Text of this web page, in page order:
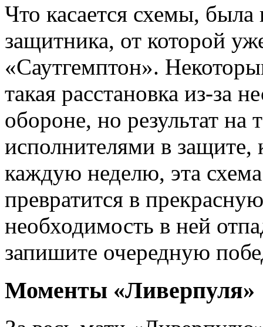
Что касается схемы, была
защитника, от которой
«Саутгемптон».
такая расстановка из-за
обороне, но результат
исполнителями в защите,
каждую неделю, эта
превратится в
необходимость в ней
запишите очередную
Моменты «Ливерпуля»